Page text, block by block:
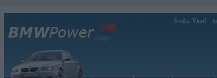
Sveiks, Viesi!